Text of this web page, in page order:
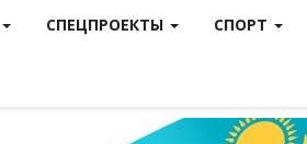
СПЕЦПРОЕКТЫ СПОРТ